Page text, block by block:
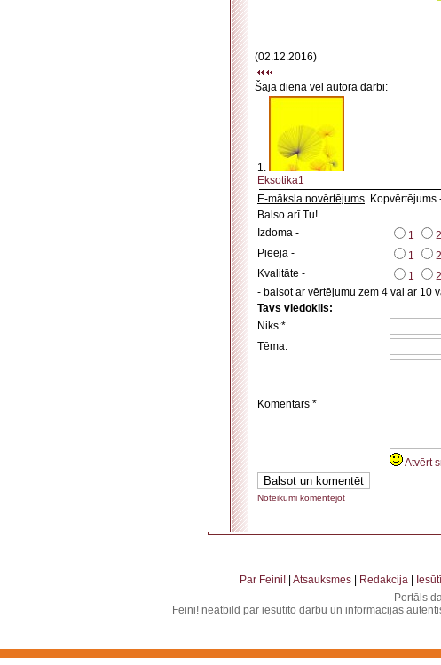
(02.12.2016)
Šajā dienā vēl autora darbi:
1.
Eksotika1
E-māksla novērtējums. Kopvērtējums
Balso arī Tu!
Izdoma -
1 2
Pieeja -
1 2
Kvalitāte -
1 2
- balsot ar vērtējumu zem 4 vai ar 10
Tavs viedoklis:
Niks:*
Tēma:
Komentārs *
Atvērt
Noteikumi komentējot
Par Feini! Atsauksmes Redakcija
Portāls
Feini! neatbild par iesūtīto darbu un informācijas